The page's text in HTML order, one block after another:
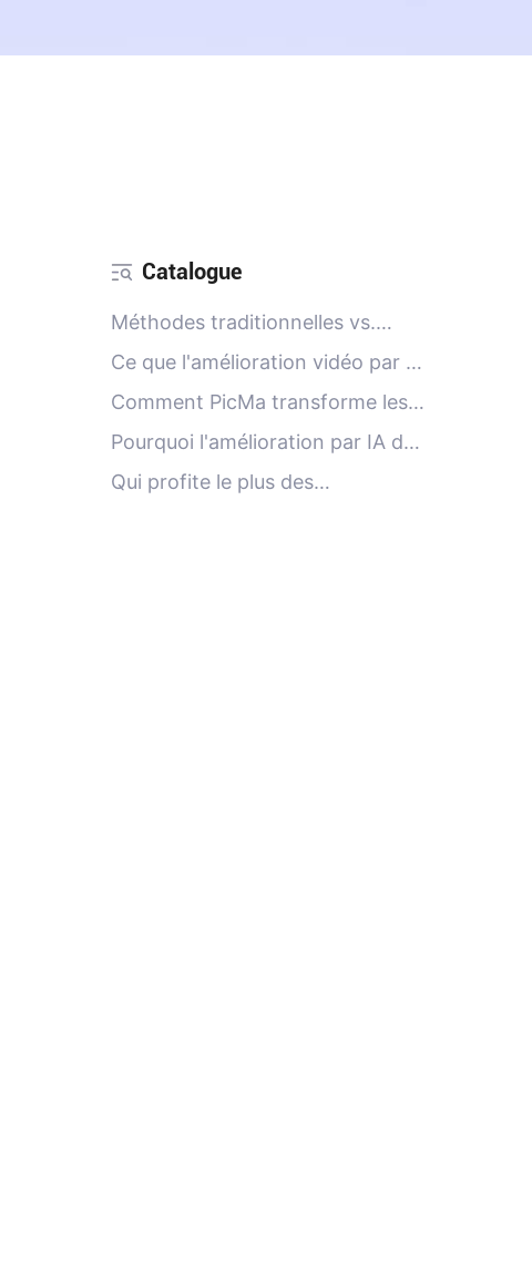
Catalogue
Méthodes traditionnelles vs.
Solutions alimentées par l'IA
Ce que l'amélioration vidéo par IA
peut faire pour vous
Comment PicMa transforme les
vidéos basse résolution en
souvenirs 1080p
Pourquoi l'amélioration par IA de
PicMa se démarque
Qui profite le plus des